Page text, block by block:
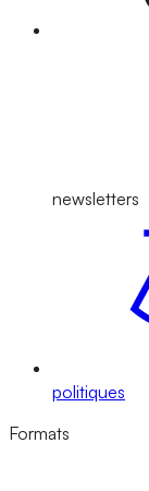
newsletters
politiques
Formats